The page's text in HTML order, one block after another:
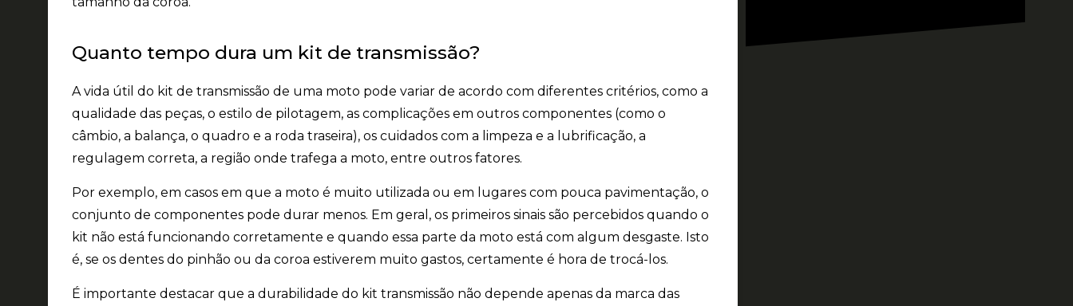
Quanto tempo dura um kit de transmissão?
A vida útil do kit de transmissão de uma moto pode variar de acordo com diferentes critérios, como a
qualidade das peças, o estilo de pilotagem, as complicações em outros componentes (como o
câmbio, a balança, o quadro e a roda traseira), os cuidados com a limpeza e a lubrificação, a
regulagem correta, a região onde trafega a moto, entre outros fatores.
Por exemplo, em casos em que a moto é muito utilizada ou em lugares com pouca pavimentação, o
conjunto de componentes pode durar menos. Em geral, os primeiros sinais são percebidos quando o
kit não está funcionando corretamente e quando essa parte da moto está com algum desgaste. Isto
é, se os dentes do pinhão ou da coroa estiverem muito gastos, certamente é hora de trocá-los.
É importante destacar que a durabilidade do kit transmissão não depende apenas da marca das